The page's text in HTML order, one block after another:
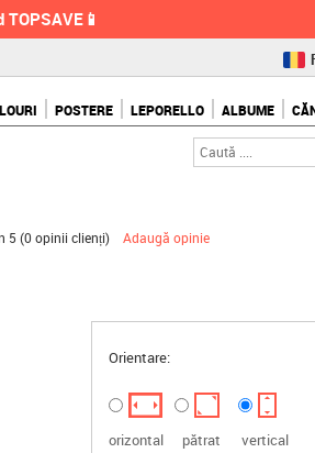
SK
POSTERE LEPORELLO ALBUME
5 (0 opinii clienți) Adaugă opinie
Orientare:
orizontal pătrat vertical